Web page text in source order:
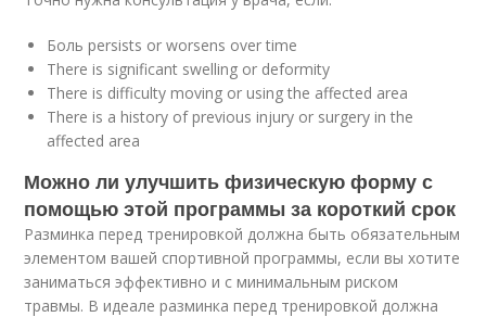
Боль persists or worsens over time
There is significant swelling or deformity
There is difficulty moving or using the affected area
There is a history of previous injury or surgery in the
affected area
Можно ли улучшить физическую форму с
помощью этой программы за короткий срок
Разминка перед тренировкой должна быть обязательным
элементом вашей спортивной программы, если вы хотите
заниматься эффективно и с минимальным риском
травмы. В идеале разминка перед тренировкой должна